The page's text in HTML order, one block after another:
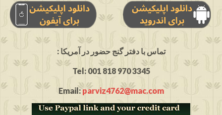
: تماس با دفتر گنج حضور در آمریکا
Tel: 001 818 970 3345
Email:parviz4762@mac.com